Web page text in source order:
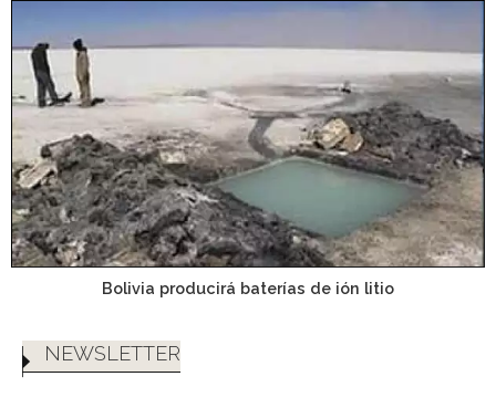
Bolivia producirá baterías de ión litio
NEWSLETTER